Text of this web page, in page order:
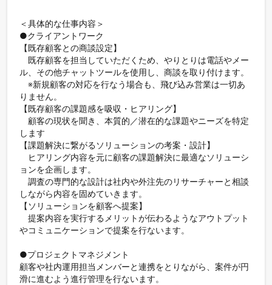
＜具体的な仕事内容＞
●クライアントワーク
【既存顧客との商談設定】
既存顧客を担当していただくため、やりとりは電話やメー
ル、その他チャットツールを使用し、商談を取り付けます。
※新規顧客の対応を行なう場合も、飛び込み営業は一切あ
りません。
【既存顧客の課題感を吸収・ヒアリング】
顧客の現状を聞き、本質的／潜在的な課題やニーズを特定
します
【課題解決に繋がるソリューションの考案・設計】
ヒアリング内容を元に顧客の課題解決に最適なソリューシ
ョンを企画します。
調査の専門的な設計は社内や外注先のリサーチャーと相談
しながら内容を固めていきます。
【ソリューションを顧客へ提案】
提案内容を実行するメリットが伝わるようなアウトプット
やコミュニケーションで提案を行ないます。
●プロジェクトマネジメント
顧客や社内運用担当メンバーと連携をとりながら、案件が円
滑に進むよう進行管理を行ないます。